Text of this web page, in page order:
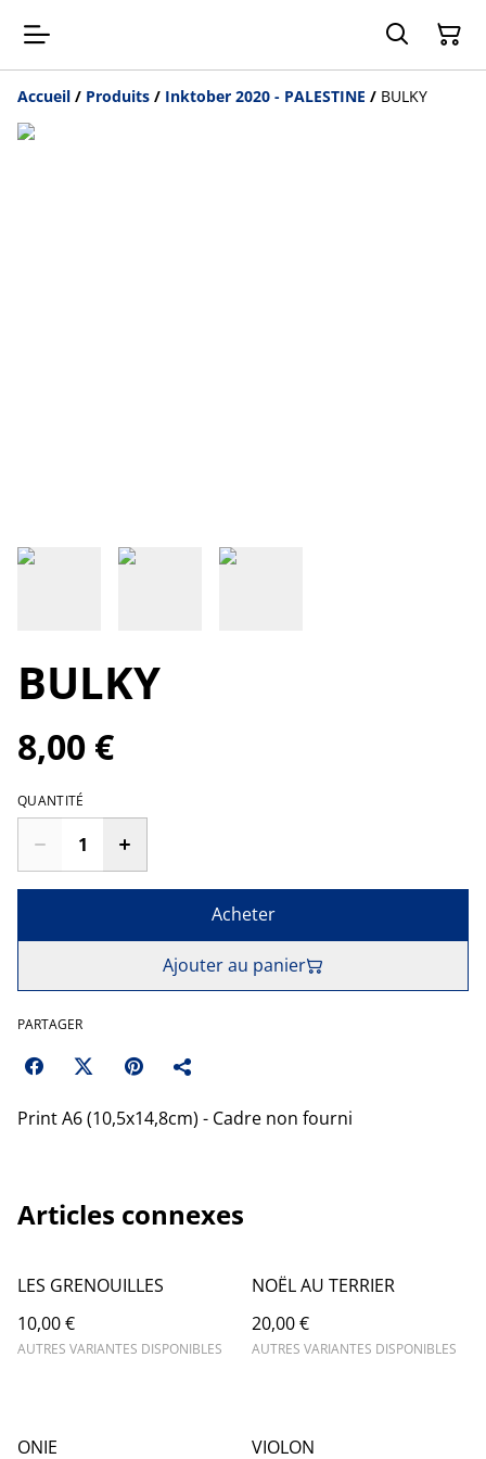
Accueil / Produits / Inktober 2020 - PALESTINE / BULKY
BULKY
8,00 €
QUANTITÉ
Acheter
Ajouter au panier
PARTAGER
Print A6 (10,5x14,8cm) - Cadre non fourni
Articles connexes
LES GRENOUILLES
10,00 €
AUTRES VARIANTES DISPONIBLES
NOËL AU TERRIER
20,00 €
AUTRES VARIANTES DISPONIBLES
ONIE VIOLON